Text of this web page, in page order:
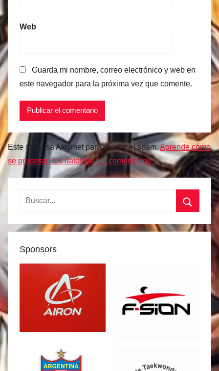
Web
Guarda mi nombre, correo electrónico y web en
este navegador para la próxima vez que comente.
Este sitio usa Akismet para reducir el spam. Aprende cómo
se procesan los datos de tus comentarios.
Buscar:
Sponsors